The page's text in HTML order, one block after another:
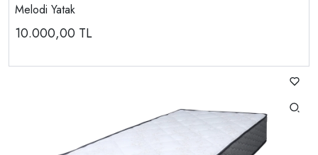
Melodi Yatak
10.000,00 TL